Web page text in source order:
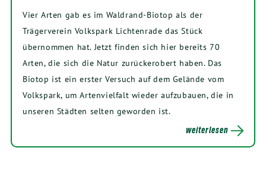
Vier Arten gab es im Waldrand-Biotop als der
Trägerverein Volkspark Lichtenrade das Stück
übernommen hat. Jetzt finden sich hier bereits 70
Arten, die sich die Natur zurückerobert haben. Das
Biotop ist ein erster Versuch auf dem Gelände vom
Volkspark, um Artenvielfalt wieder aufzubauen, die in
unseren Städten selten geworden ist.
weiterlesen